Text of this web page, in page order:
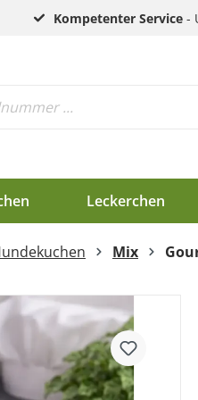
Kompetenter Service-
Leckerchen
Mix